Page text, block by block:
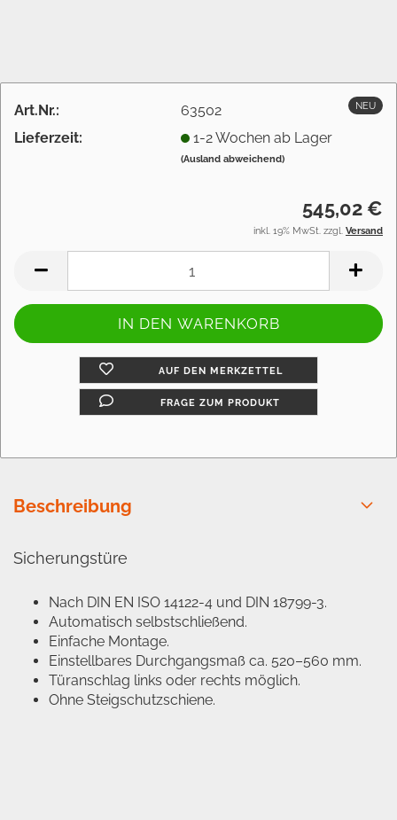
NEU
Art.Nr.:
63502
Lieferzeit:
1-2 Wochen ab Lager
(Ausland abweichend)
545,02 €
inkl. 19% MwSt. zzgl. Versand
AUF DEN MERKZETTEL
FRAGE ZUM PRODUKT
Beschreibung
Sicherungstüre
Nach DIN EN ISO 14122-4 und DIN 18799-3.
Automatisch selbstschließend.
Einfache Montage.
Einstellbares Durchgangsmaß ca. 520–560 mm.
Türanschlag links oder rechts möglich.
Ohne Steigschutzschiene.